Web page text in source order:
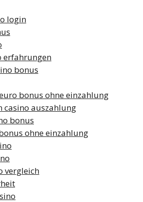
login
erfahrungen
bonus
bonus ohne einzahlung
casino auszahlung
bonus
ohne einzahlung
vergleich